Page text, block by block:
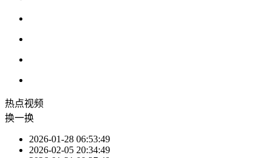
热点视频
换一换
2026-01-28 06:53:49
2026-02-05 20:34:49